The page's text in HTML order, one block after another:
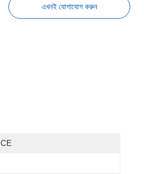
এখনই যোগাযোগ করুন